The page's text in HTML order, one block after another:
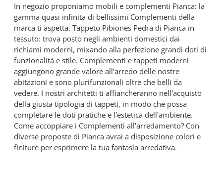
In negozio proponiamo mobili e complementi Pianca: la
gamma quasi infinita di bellissimi Complementi della
marca ti aspetta. Tappeto Pibiones Pedra di Pianca in
tessuto: trova posto negli ambienti domestici dai
richiami moderni, mixando alla perfezione grandi doti di
funzionalità e stile. Complementi e tappeti moderni
aggiungono grande valore all’arredo delle nostre
abitazioni e sono plurifunzionali oltre che belli da
vedere. I nostri architetti ti affiancheranno nell’acquisto
della giusta tipologia di tappeti, in modo che possa
completare le doti pratiche e l'estetica dell'ambiente.
Come accoppiare i Complementi all’arredamento? Con
diverse proposte di Pianca avrai a disposizione colori e
finiture per esprimere la tua fantasia arredativa.